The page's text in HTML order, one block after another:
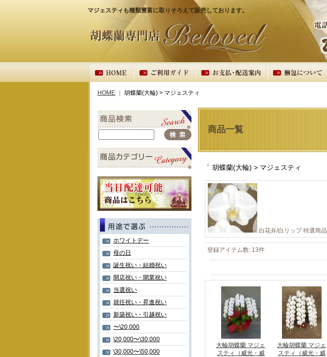
マジェスティも種類豊富に取りそろえて販売しております。
HOME 胡蝶蘭(大輪) > マジェスティ
ホワイトデー
母の日
誕生祝い・結婚祝い
開店祝い・開業祝い
当選祝い
就任祝い・昇進祝い
新築祝い・引越祝い
〜\20,000
\20,000〜\30,000
\30,000〜\50,000
商品一覧
胡蝶蘭(大輪) > マジェスティ
白花弁/白リップ 特選商品
登録アイテム数: 13件
大輪胡蝶蘭 マジェ
スティ（威光・威
大輪胡蝶蘭 マジェ
スティ（威光・威